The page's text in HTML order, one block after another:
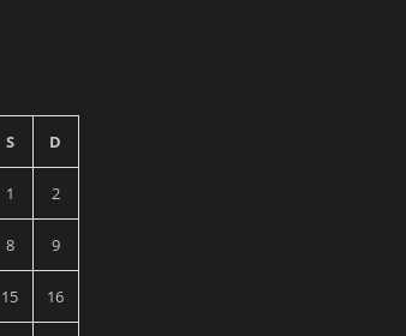
S D
1 2
8 9
15 16